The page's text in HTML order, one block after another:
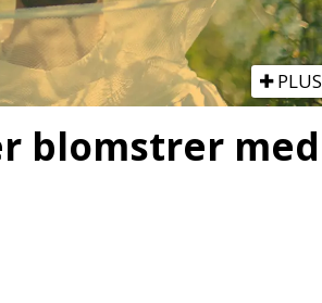
PLUS
blomstrer med